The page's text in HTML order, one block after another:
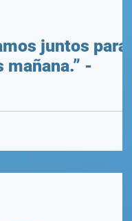
juntos para
-